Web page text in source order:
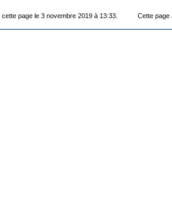
page le 3 novembre 2019 à 13:33. Cette page